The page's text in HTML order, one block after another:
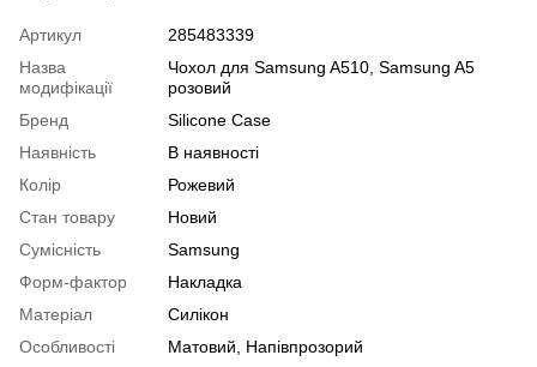
Артикул
285483339
Назва
модифікації
Чохол для Samsung A510, Samsung A5
розовий
Бренд
Silicone Case
Наявність
В наявності
Колір
Рожевий
Стан товару
Новий
Сумісність
Samsung
Форм-фактор
Накладка
Матеріал
Силікон
Особливості
Матовий, Напівпрозорий